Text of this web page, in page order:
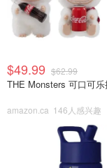
$49.99 $62.99
THE Monsters 可口可
amazon.ca 146人感兴趣